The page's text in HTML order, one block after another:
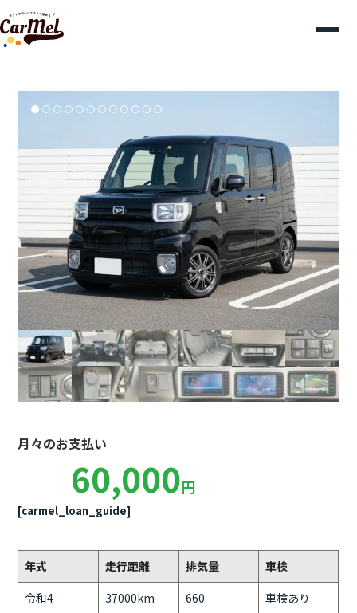
月々のお支払い
60,000円
[carmel_loan_guide]
年式 走行距離 排気量
車検
令和4
37000km 660 車検あり